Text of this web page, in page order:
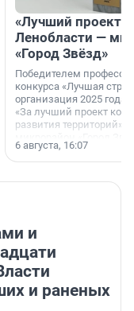
«Лучший проект
Ленобласти —
«Город Звёзд»
Победителем
конкурса «Лучшая
организация 2025
«За лучший проект
развития территорий»
6 августа, 16:07
и
и раненых